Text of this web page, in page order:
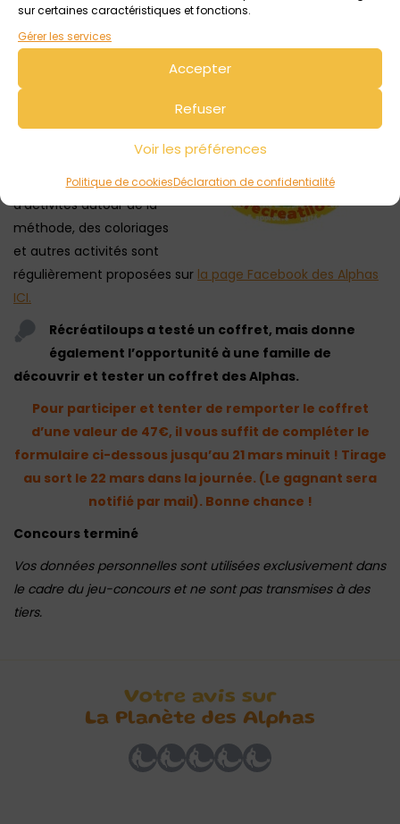
sur certaines caractéristiques et fonctions.
Gérer les services
Accepter
Refuser
Voir les préférences
Politique de cookiesDéclaration de confidentialité
La méthode des Alphas est une méthode d’Olivier Dubois du
Nilac et deClaude
Le Coffret des Alphas
Et pour d’autres idées
d’activités autour de la
méthode, des coloriages
et autres activités sont
régulièrement proposées sur la page Facebook des Alphas
ICI.
Récréatiloups a testé un coffret, mais donne
également l’opportunité à une famille de
découvrir et tester un coffret des Alphas.
Pour participer et tenter de remporter le coffret
d’une valeur de 47€, il vous suffit de compléter le
formulaire ci-dessous jusqu’au 21 mars minuit ! Tirage
au sort le 22 mars dans la journée. (Le gagnant sera
notifié par mail). Bonne chance !
Concours terminé
Vos données personnelles sont utilisées exclusivement dans
le cadre du jeu-concours et ne sont pas transmises à des
tiers.
Votre avis sur
La Planète des Alphas